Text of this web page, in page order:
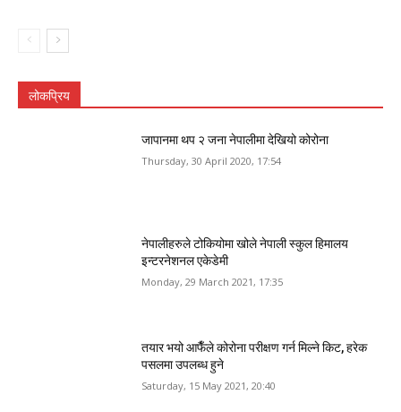
लोकप्रिय
जापानमा थप २ जना नेपालीमा देखियो कोरोना
Thursday, 30 April 2020, 17:54
नेपालीहरुले टोकियोमा खोले नेपाली स्कुल हिमालय
इन्टरनेशनल एकेडेमी
Monday, 29 March 2021, 17:35
तयार भयो आफैँले कोरोना परीक्षण गर्न मिल्ने किट, हरेक
पसलमा उपलब्ध हुने
Saturday, 15 May 2021, 20:40